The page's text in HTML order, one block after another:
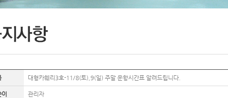
대형카훼리3호-11/8(토),9(일) 주말 운항시간표 알려드립니다.
관리자